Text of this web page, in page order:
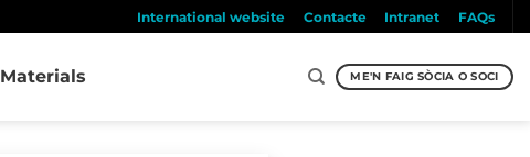
International website Contacte Intranet FAQs
Materials ME'N FAIG SÒCIA O SOCI